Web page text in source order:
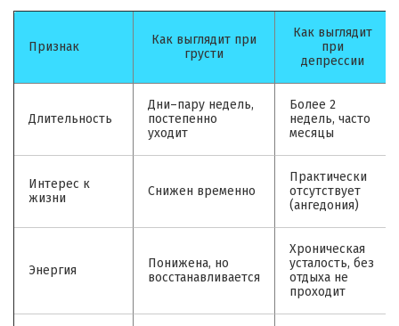
Признак
Как выглядит при
грусти
Как выглядит
при
депрессии
Длительность
Дни–пару недель,
постепенно
уходит
Более 2
недель, часто
месяцы
Интерес к
жизни
Снижен временно
Практически
отсутствует
(ангедония)
Энергия
Понижена, но
восстанавливается
Хроническая
усталость, без
отдыха не
проходит